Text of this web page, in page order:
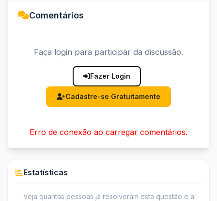
Comentários
Faça login para participar da discussão.
Fazer Login
Cadastre-se Gratuitamente
Erro de conexão ao carregar comentários.
Estatísticas
Veja quantas pessoas já resolveram esta questão e a